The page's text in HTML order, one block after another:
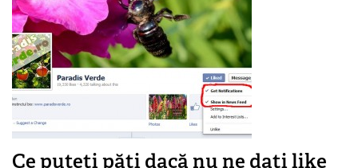
Ce puteţi păţi dacă nu ne daţi like